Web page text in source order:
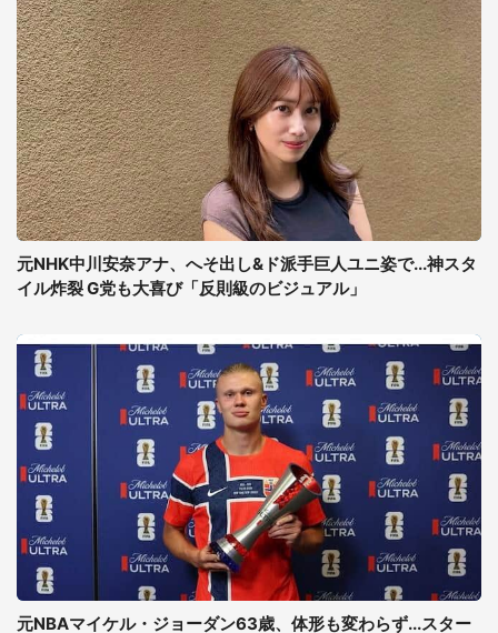
元NHK中川安奈アナ、へそ出し&ド派手巨人ユニ姿で...神スタ
イル炸裂 G党も大喜び「反則級のビジュアル」
元NBAマイケル・ジョーダン63歳、体形も変わらず...スター